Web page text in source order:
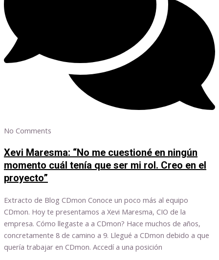
No Comments
Xevi Maresma: “No me cuestioné en ningún
momento cuál tenía que ser mi rol. Creo en el
proyecto”
Extracto de Blog CDmon Conoce un poco más al equipo
CDmon. Hoy te presentamos a Xevi Maresma, CIO de la
empresa. Cómo llegaste a a CDmon? Hace muchos de años,
concretamente 8 de camino a 9. Llegué a CDmon debido a que
quería trabajar en CDmon. Accedí a una posición